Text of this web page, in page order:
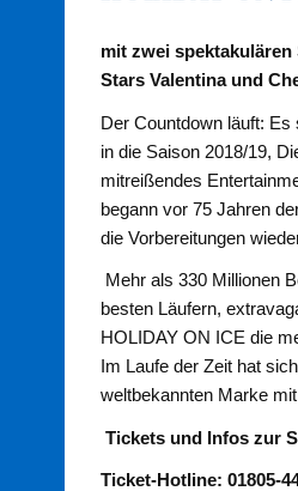
mit zwei
Stars Valentina und
Der Countdown läuft:
in die Saison 2018/19,
mitreißendes
begann vor 75 Jahren
die Vorbereitungen
Mehr als 330 Millionen
besten Läufern,
HOLIDAY ON ICE die
Im Laufe der Zeit hat
weltbekannten Marke
Tickets und Infos zur
Ticket-Hotline: 01805-